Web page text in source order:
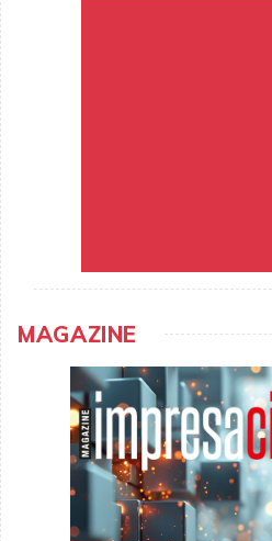
MAGAZINE